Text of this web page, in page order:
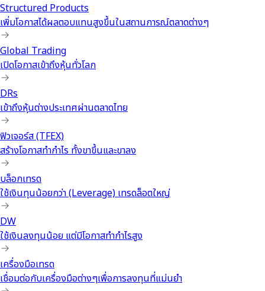
Structured Products
เพิ่มโอกาสได้ผลตอบแทนสูงขึ้นในสถานการณ์ตลาดต่างๆ
Global Trading
เปิดโอกาสเข้าถึงหุ้นทั่วโลก
DRs
เข้าถึงหุ้นต่างประเทศผ่านตลาดไทย
ฟิวเจอร์ส (TFEX)
สร้างโอกาสทำกำไร ทั้งขาขึ้นและขาลง
บล็อกเทรด
ใช้เงินทุนน้อยกว่า (Leverage) เทรดล็อตใหญ่
DW
ใช้เงินลงทุนน้อย แต่มีโอกาสทำกำไรสูง
เครื่องมือเทรด
เชื่อมต่อกับเครื่องมือต่างๆเพื่อการลงทุนที่แม่นยำ